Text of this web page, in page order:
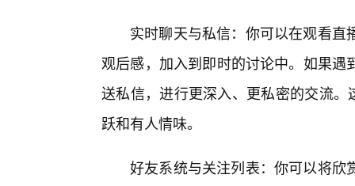
实时聊天与私信：你可以在观看
观后感，加入到即时的讨论中。如果
送私信，进行更深入、更私密的交流
跃和有人情味。
好友系统与关注列表：你可以将欣